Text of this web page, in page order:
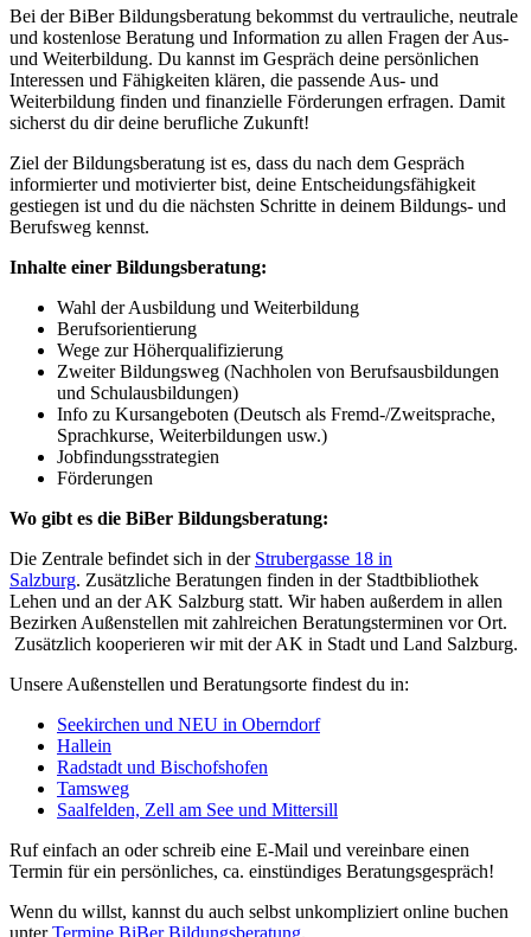
Bei der BiBer Bildungsberatung bekommst du vertrauliche, neutrale
und kostenlose Beratung und Information zu allen Fragen der Aus-
und Weiterbildung. Du kannst im Gespräch deine persönlichen
Interessen und Fähigkeiten klären, die passende Aus- und
Weiterbildung finden und finanzielle Förderungen erfragen. Damit
sicherst du dir deine berufliche Zukunft!
Ziel der Bildungsberatung ist es, dass du nach dem Gespräch
informierter und motivierter bist, deine Entscheidungsfähigkeit
gestiegen ist und du die nächsten Schritte in deinem Bildungs- und
Berufsweg kennst.
Inhalte einer Bildungsberatung:
Wahl der Ausbildung und Weiterbildung
Berufsorientierung
Wege zur Höherqualifizierung
Zweiter Bildungsweg (Nachholen von Berufsausbildungen
und Schulausbildungen)
Info zu Kursangeboten (Deutsch als Fremd-/Zweitsprache,
Sprachkurse, Weiterbildungen usw.)
Jobfindungsstrategien
Förderungen
Wo gibt es die BiBer Bildungsberatung:
Die Zentrale befindet sich in der Strubergasse 18 in
Salzburg. Zusätzliche Beratungen finden in der Stadtbibliothek
Lehen und an der AK Salzburg statt. Wir haben außerdem in allen
Bezirken Außenstellen mit zahlreichen Beratungsterminen vor Ort.
Zusätzlich kooperieren wir mit der AK in Stadt und Land Salzburg.
Unsere Außenstellen und Beratungsorte findest du in:
Seekirchen und NEU in Oberndorf
Hallein
Radstadt und Bischofshofen
Tamsweg
Saalfelden, Zell am See und Mittersill
Ruf einfach an oder schreib eine E-Mail und vereinbare einen
Termin für ein persönliches, ca. einstündiges Beratungsgespräch!
Wenn du willst, kannst du auch selbst unkompliziert online buchen